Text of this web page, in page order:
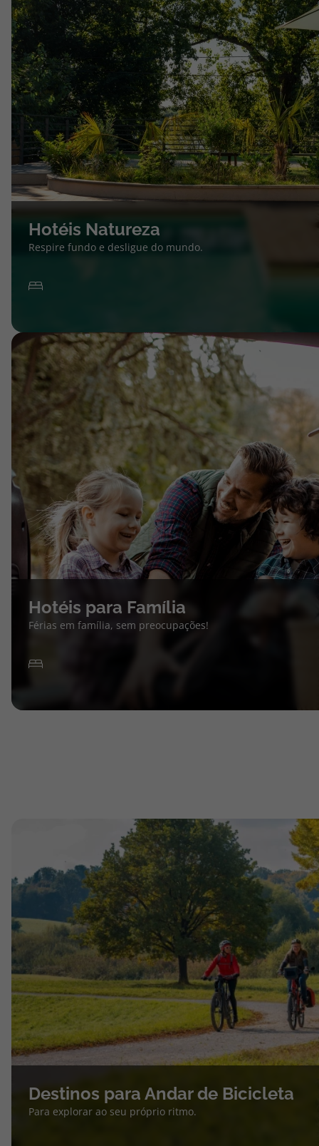
Hotéis Natureza
Respire fundo e desligue do mundo.
Hotéis para Família
Férias em família, sem preocupações!
Destinos para Andar de Bicicleta
Para explorar ao seu próprio ritmo.